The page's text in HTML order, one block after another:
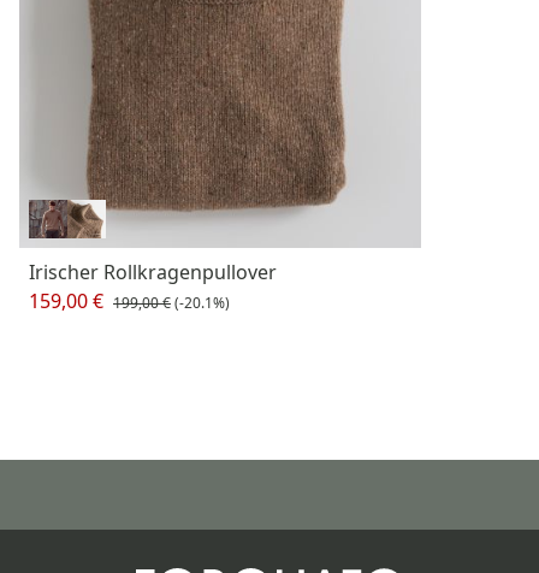
Irischer Rollkragenpullover
159,00 € 199,00 €(-20.1%)